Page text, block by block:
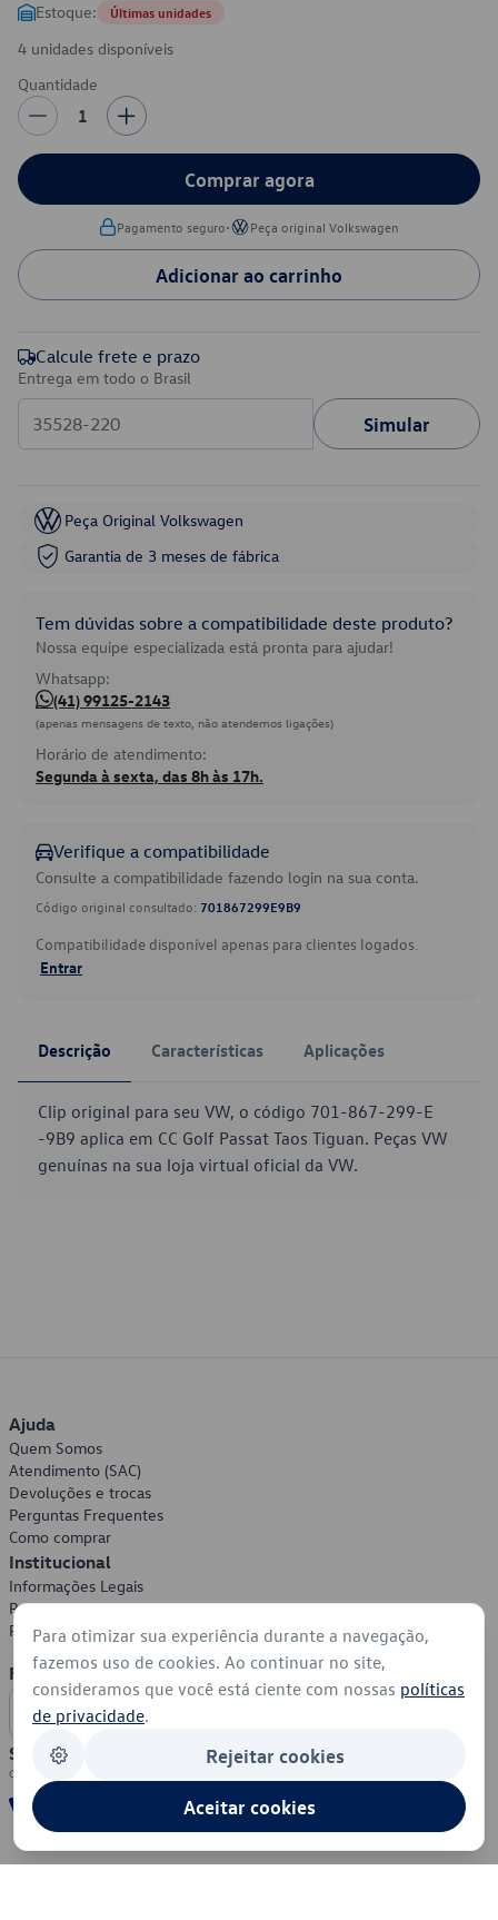
Estoque: Últimas unidades
4 unidades disponíveis
Quantidade
1
Comprar agora
Pagamento seguro• Peça original Volkswagen
Adicionar ao carrinho
Calcule frete e prazo
Entrega em todo o Brasil
Simular
Peça Original Volkswagen
Garantia de 3 meses de fábrica
Tem dúvidas sobre a compatibilidade deste produto?
Nossa equipe especializada está pronta para ajudar!
Whatsapp:
(41) 99125-2143
(apenas mensagens de texto, não atendemos ligações)
Horário de atendimento:
Segunda à sexta, das 8h às 17h.
Verifique a compatibilidade
Consulte a compatibilidade fazendo login na sua conta.
Código original consultado: 701867299E9B9
Compatibilidade disponível apenas para clientes logados.
Entrar
Descrição Características Aplicações
Clip original para seu VW, o código 701-867-299-E
-9B9 aplica em CC Golf Passat Taos Tiguan. Peças VW
genuínas na sua loja virtual oficial da VW.
Ajuda
Quem Somos
Atendimento (SAC)
Devoluções e trocas
Perguntas Frequentes
Como comprar
Institucional
Informações Legais
Política de Privacidade
Política de Cookies
Formas de Pagamento
Segurança
Para otimizar sua experiência durante a navegação,
fazemos uso de cookies. Ao continuar no site,
consideramos que você está ciente com nossas políticas
de privacidade.
Rejeitar cookies
Aceitar cookies